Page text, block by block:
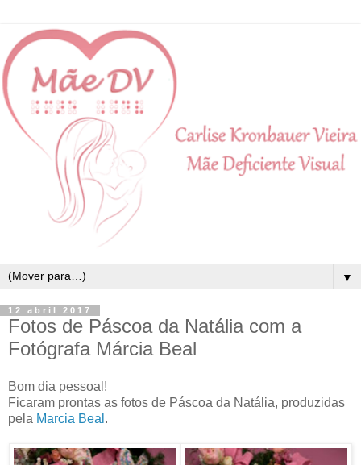
▼
12 abril 2017
Fotos de Páscoa da Natália com a
Fotógrafa Márcia Beal
Bom dia pessoal!
Ficaram prontas as fotos de Páscoa da Natália, produzidas
pela Marcia Beal .